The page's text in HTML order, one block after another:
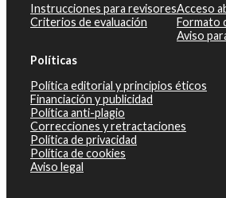
Instrucciones para revisores
Criterios de evaluación
Acceso
Formato
Aviso
Políticas
Política editorial y principios éticos
Financiación y publicidad
Política anti-plagio
Correcciones y retractaciones
Política de privacidad
Política de cookies
Aviso legal